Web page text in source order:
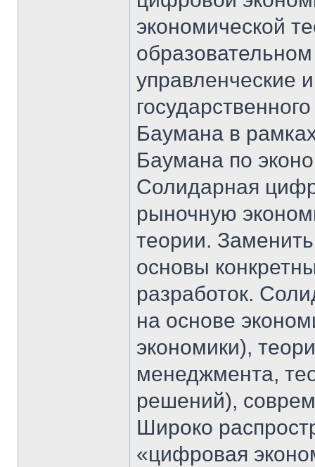
экономической
управленческие
Баумана в
Баумана по
Солидарная
рыночную
теории.
основы
разработок.
на основе
экономики),
менеджмента,
решений),
Широко
«цифровая